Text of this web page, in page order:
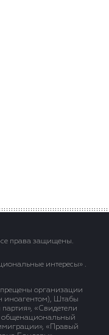
права защищены.
интересы» .
организации
иноагентом), Штабы
«Свидетели
общенациональный
«Правый